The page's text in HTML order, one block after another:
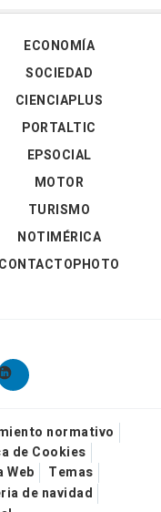
ECONOMÍA
SOCIEDAD
CIENCIAPLUS
PORTALTIC
EPSOCIAL
MOTOR
TURISMO
NOTIMÉRICA
CONTACTOPHOTO
normativo
de Cookies
Web
Temas
de navidad